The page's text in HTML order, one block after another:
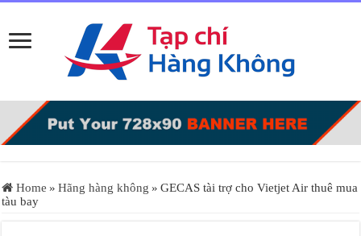
Home » Hãng hàng không » GECAS tài trợ cho Vietjet Air thuê mua
tàu bay